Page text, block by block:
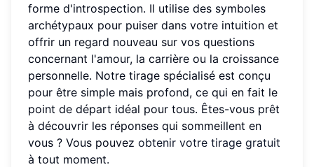
forme d'introspection. Il utilise des symboles
archétypaux pour puiser dans votre intuition et
offrir un regard nouveau sur vos questions
concernant l'amour, la carrière ou la croissance
personnelle. Notre tirage spécialisé est conçu
pour être simple mais profond, ce qui en fait le
point de départ idéal pour tous. Êtes-vous prêt
à découvrir les réponses qui sommeillent en
vous ? Vous pouvez obtenir votre tirage gratuit
à tout moment.